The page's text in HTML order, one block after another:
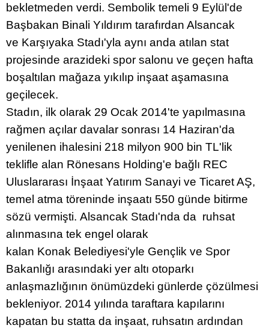
bekletmeden verdi. Sembolik temeli 9 Eylül'de
Başbakan Binali Yıldırım tarafırdan Alsancak
ve Karşıyaka Stadı'yla aynı anda atılan stat
projesinde arazideki spor salonu ve geçen hafta
boşaltılan mağaza yıkılıp inşaat aşamasına
geçilecek.
Stadın, ilk olarak 29 Ocak 2014'te yapılmasına
rağmen açılar davalar sonrası 14 Haziran'da
yenilenen ihalesini 218 milyon 900 bin TL'lik
teklifle alan Rönesans Holding'e bağlı REC
Uluslararası İnşaat Yatırım Sanayi ve Ticaret AŞ,
temel atma töreninde inşaatı 550 günde bitirme
sözü vermişti. Alsancak Stadı'nda da ruhsat
alınmasına tek engel olarak
kalan Konak Belediyesi'yle Gençlik ve Spor
Bakanlığı arasındaki yer altı otoparkı
anlaşmazlığının önümüzdeki günlerde çözülmesi
bekleniyor. 2014 yılında taraftara kapılarını
kapatan bu statta da inşaat, ruhsatın ardından